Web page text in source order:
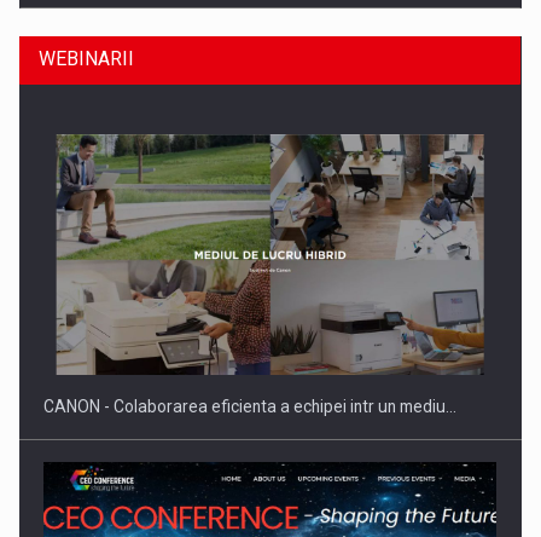
SAPTE PERSONALITATI DIN MEDIUL DE AFACERI, ACADEMIC
SI INSTITUTIONAL…
WEBINARII
CANON - Colaborarea eficienta a echipei intr un mediu…